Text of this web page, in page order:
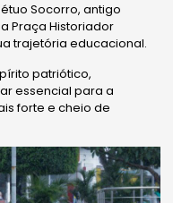
Socorro, antigo
Praça Historiador
trajetória educacional.
patriótico,
essencial para a
forte e cheio de